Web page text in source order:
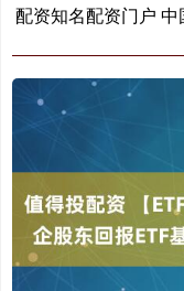
配资知名配资门户